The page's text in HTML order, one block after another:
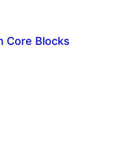
Core Blocks